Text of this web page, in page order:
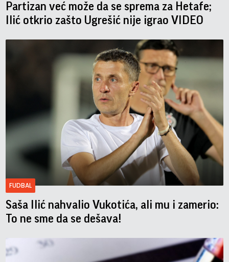
Partizan već može da se sprema za Hetafe;
Ilić otkrio zašto Ugrešić nije igrao VIDEO
FUDBAL
Saša Ilić nahvalio Vukotića, ali mu i zamerio:
To ne sme da se dešava!